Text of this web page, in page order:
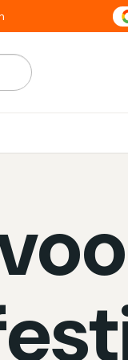
gebruik de